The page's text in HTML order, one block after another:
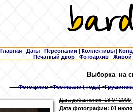
Главная | Даты | Персоналии | Коллективы |
Печатный двор | Фотоархив | Живой
Выборка: на
Фотоархив>Фестивали ( года)>
Дата добавления: 18.07.2009
Дата фотографии: 01 июля